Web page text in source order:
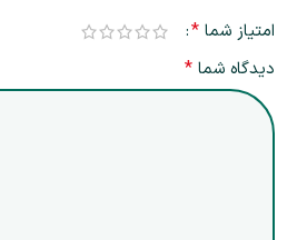
امتیاز شما *
دیدگاه شما *